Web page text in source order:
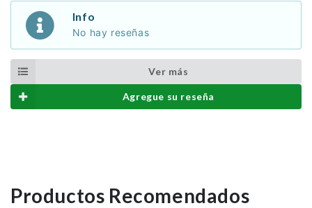
Info
No hay reseñas
Ver más
Agregue su reseña
Productos Recomendados